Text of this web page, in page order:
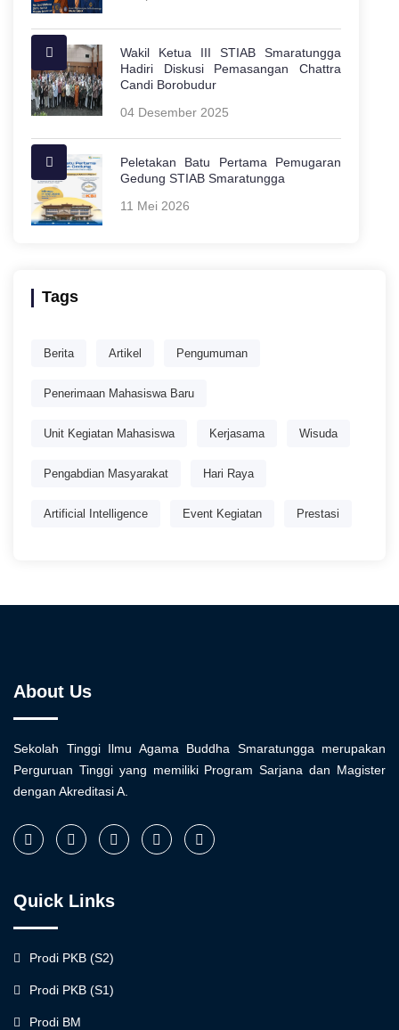
Wakil Ketua III STIAB Smaratungga
Hadiri Diskusi Pemasangan Chattra
Candi Borobudur
04 Desember 2025
Peletakan Batu Pertama Pemugaran
Gedung STIAB Smaratungga
11 Mei 2026
Tags
Berita Artikel Pengumuman
Penerimaan Mahasiswa Baru
Unit Kegiatan Mahasiswa Kerjasama Wisuda
Pengabdian Masyarakat Hari Raya
Artificial Intelligence Event Kegiatan Prestasi
About Us
Sekolah Tinggi Ilmu Agama Buddha Smaratungga merupakan
Perguruan Tinggi yang memiliki Program Sarjana dan Magister
dengan Akreditasi A.
Quick Links
Prodi PKB (S2)
Prodi PKB (S1)
Prodi BM